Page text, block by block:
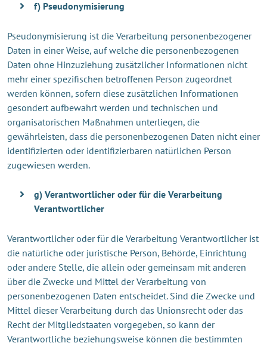
f) Pseudonymisierung
Pseudonymisierung ist die Verarbeitung personenbezogener
Daten in einer Weise, auf welche die personenbezogenen
Daten ohne Hinzuziehung zusätzlicher Informationen nicht
mehr einer spezifischen betroffenen Person zugeordnet
werden können, sofern diese zusätzlichen Informationen
gesondert aufbewahrt werden und technischen und
organisatorischen Maßnahmen unterliegen, die
gewährleisten, dass die personenbezogenen Daten nicht einer
identifizierten oder identifizierbaren natürlichen Person
zugewiesen werden.
g) Verantwortlicher oder für die Verarbeitung
Verantwortlicher
Verantwortlicher oder für die Verarbeitung Verantwortlicher ist
die natürliche oder juristische Person, Behörde, Einrichtung
oder andere Stelle, die allein oder gemeinsam mit anderen
über die Zwecke und Mittel der Verarbeitung von
personenbezogenen Daten entscheidet. Sind die Zwecke und
Mittel dieser Verarbeitung durch das Unionsrecht oder das
Recht der Mitgliedstaaten vorgegeben, so kann der
Verantwortliche beziehungsweise können die bestimmten